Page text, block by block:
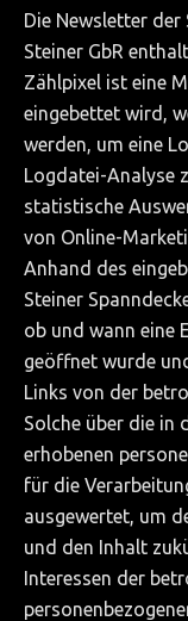
Die Newsletter der
Steiner GbR
Zählpixel ist eine
eingebettet wird,
werden, um eine
Logdatei-Analyse
statistische
von Online-
Anhand des
Steiner
ob und wann eine
geöffnet wurde
Links von der
Solche über die in
erhobenen
für die
ausgewertet, um
und den Inhalt
Interessen der